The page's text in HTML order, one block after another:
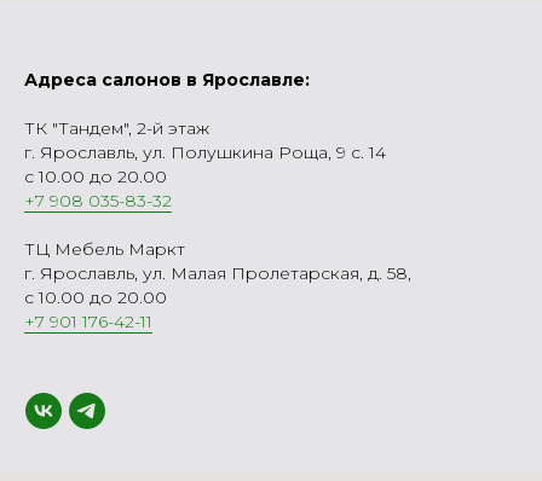
Адреса салонов в Ярославле:
ТК "Тандем", 2-й этаж
г. Ярославль, ул. Полушкина Роща, 9 с. 14
с 10.00 до 20.00
+7 908 035-83-32
ТЦ Мебель Маркт
г. Ярославль, ул. Малая Пролетарская, д. 58,
с 10.00 до 20.00
+7 901 176-42-11